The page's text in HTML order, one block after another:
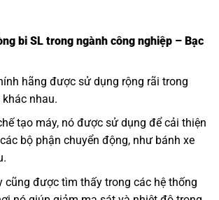
bi SL trong ngành công nghiệp – Bạc
hãng được sử dụng rộng rãi trong
nhau.
tạo máy, nó được sử dụng để cải thiện
bộ phận chuyển động, như bánh xe
cũng được tìm thấy trong các hệ thống